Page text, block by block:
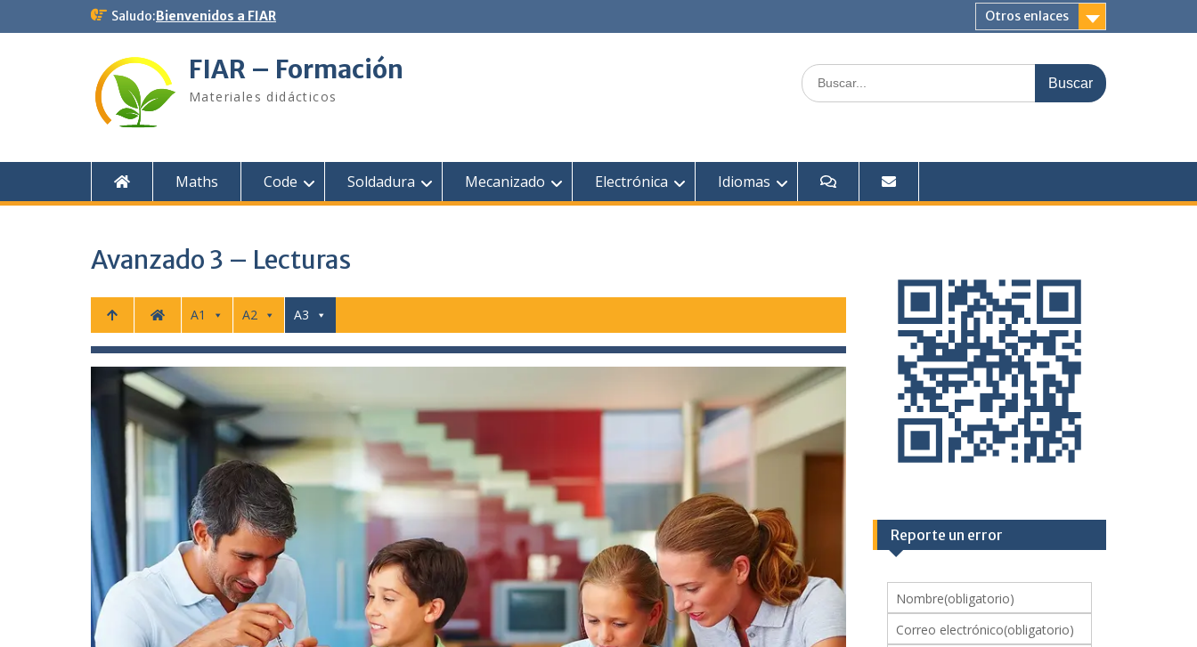
Saludo:Bienvenidos a FIAR Otros enlaces
FIAR – Formación
Materiales didácticos
Buscar:
Maths Code Soldadura Mecanizado Electrónica Idiomas
Avanzado 3 – Lecturas
A1 A2 A3
Reporte un error
Nombre(obligatorio)
Correo electrónico(obligatorio)